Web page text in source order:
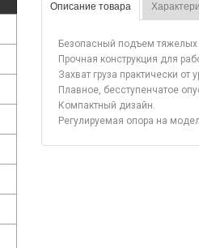
Описание товара
Безопасный подъем тяжелых
Прочная конструкция для
Захват груза практически от
Плавное, бесступенчатое
Компактный дизайн.
Регулируемая опора на